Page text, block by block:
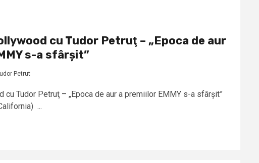
cu Tudor Petruţ – „Epoca de aur
s-a sfârșit”
Petrut
cu Tudor Petruţ – „Epoca de aur a premiilor EMMY s-a sfârșit”
...